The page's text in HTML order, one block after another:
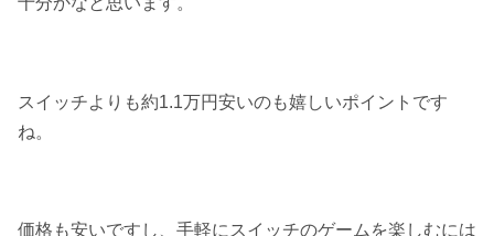
スイッチよりも約1.1万円安いのも嬉しいポイントです
ね。
価格も安いですし、 手軽にスイッチのゲームを楽しむには